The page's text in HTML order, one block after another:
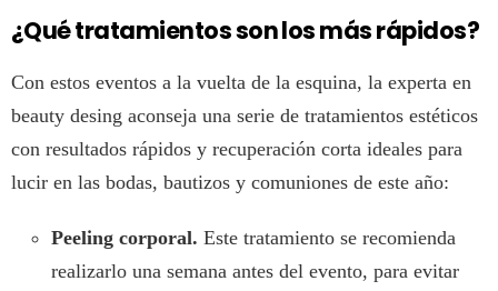
¿Qué tratamientos son los más rápidos?
Con estos eventos a la vuelta de la esquina, la experta en
beauty desing aconseja una serie de tratamientos estéticos
con resultados rápidos y recuperación corta ideales para
lucir en las bodas, bautizos y comuniones de este año:
Peeling corporal. Este tratamiento se recomienda
realizarlo una semana antes del evento, para evitar